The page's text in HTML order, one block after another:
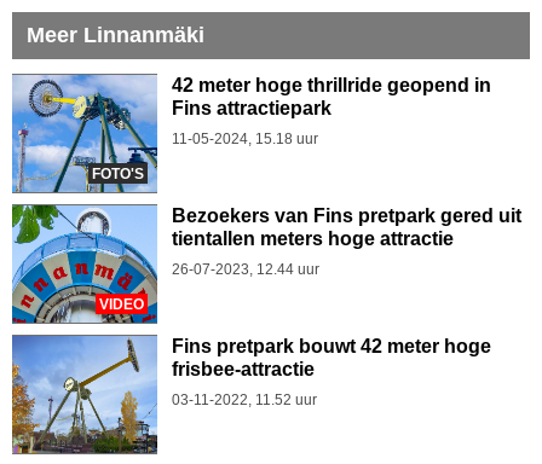
Meer Linnanmäki
FOTO'S
42 meter hoge thrillride geopend in
Fins attractiepark
11-05-2024, 15.18 uur
VIDEO
Bezoekers van Fins pretpark gered uit
tientallen meters hoge attractie
26-07-2023, 12.44 uur
Fins pretpark bouwt 42 meter hoge
frisbee-attractie
03-11-2022, 11.52 uur